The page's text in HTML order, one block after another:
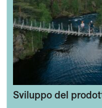
Sviluppo del